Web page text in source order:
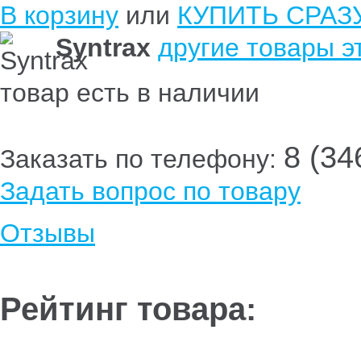
В корзину или КУПИТЬ
Syntrax другие товары
товар есть в наличии
Заказать по телефону: 8
Задать вопрос по товару
Отзывы
Рейтинг товара: